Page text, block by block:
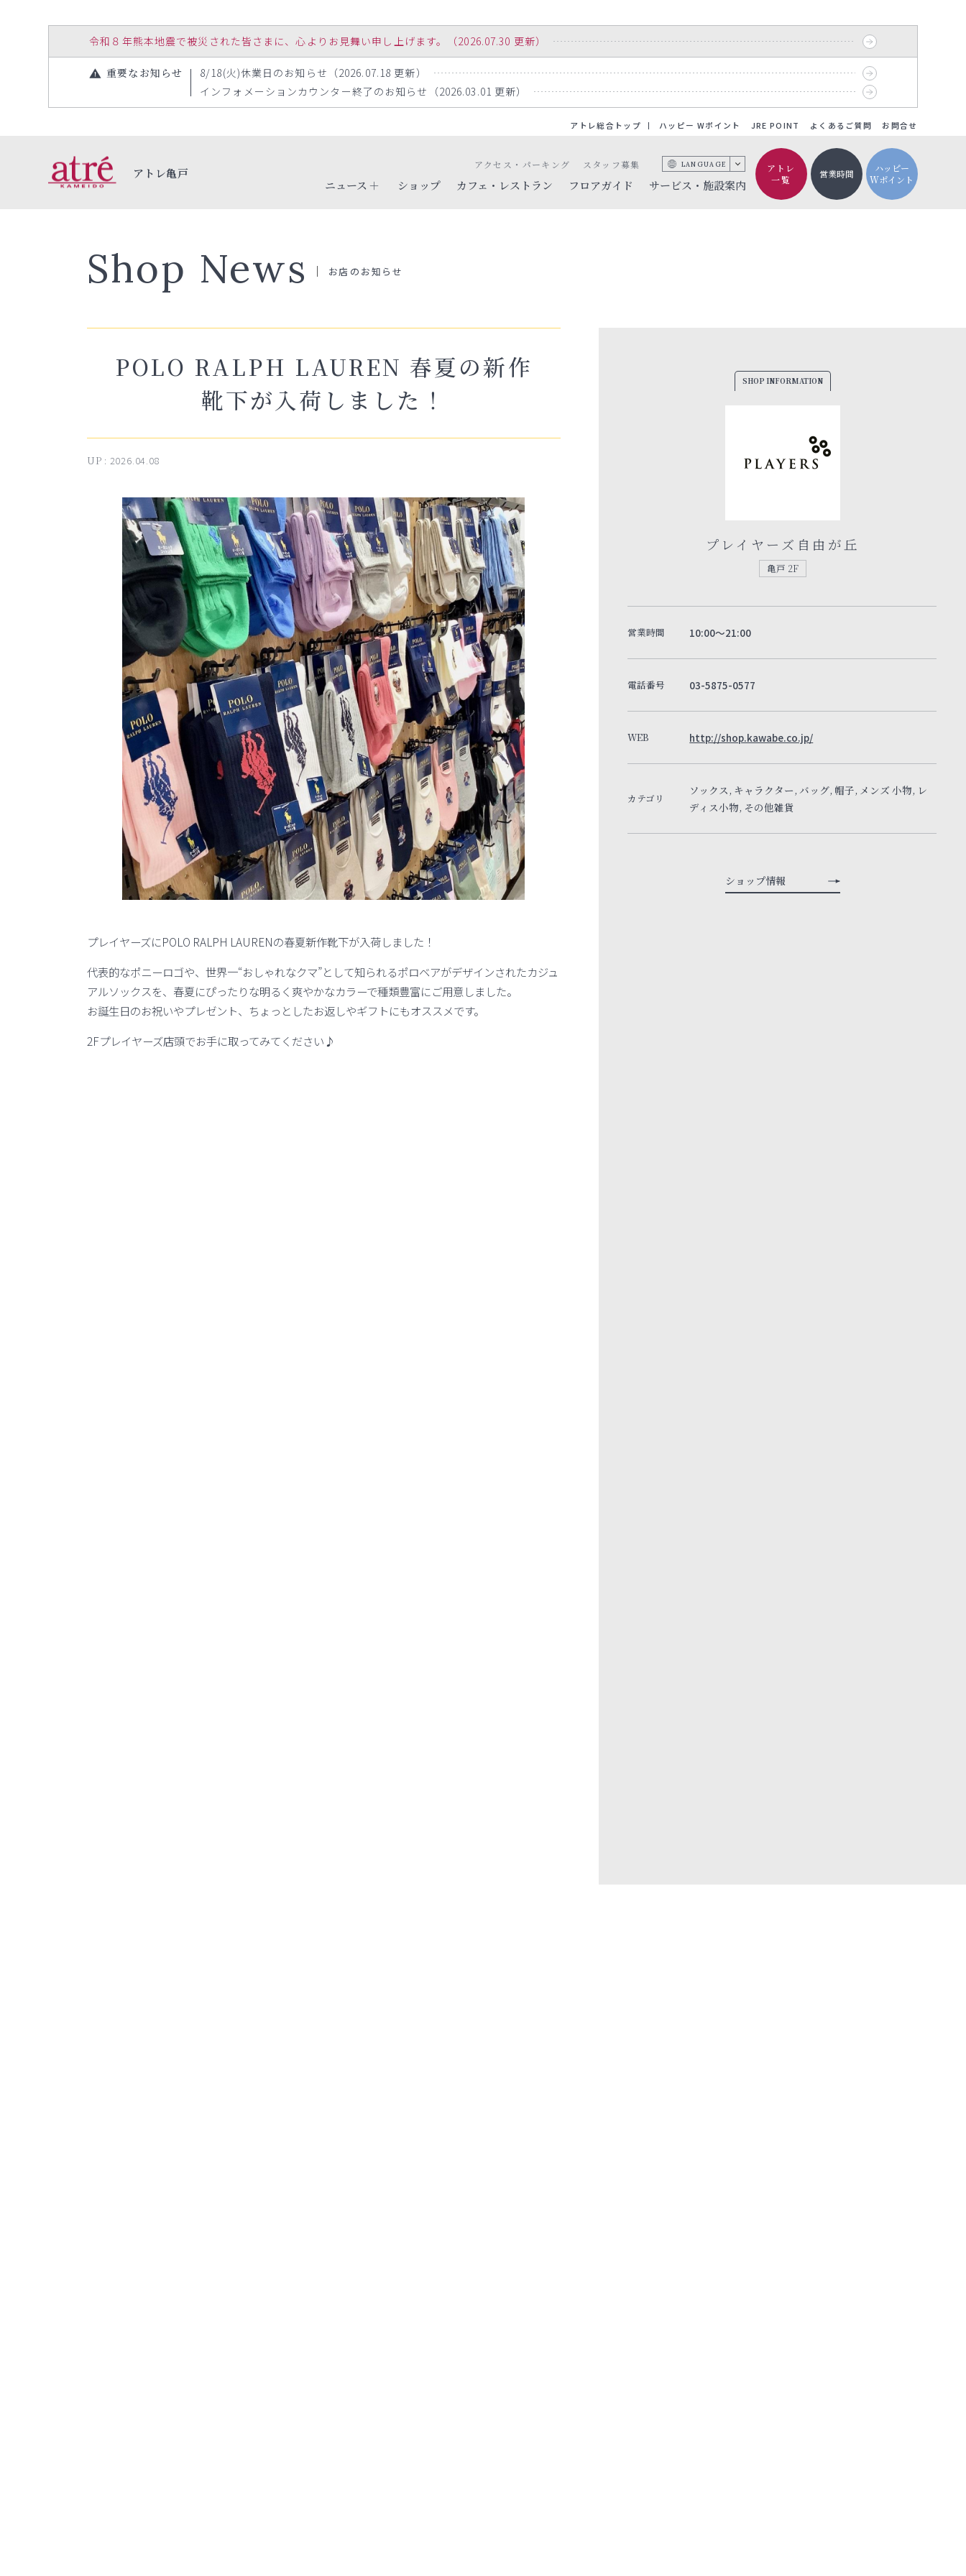
令和８年熊本地震で被災された皆さまに、心よりお見舞い申し上げます。（2026.07.30 更新）
重要なお知らせ
8/18(火)休業日のお知らせ（2026.07.18 更新）
インフォメーションカウンター終了のお知らせ（2026.03.01 更新）
アトレ総合トップ ハッピー Wポイント JRE POINT よくあるご質問 お問合せ
アトレ亀戸
ニュース
ショップ カフェ・レストラン フロアガイド サービス・施設案内
アクセス・パーキング スタッフ募集 LANGUAGE
アトレ
一覧
営業時間
ハッピー
Wポイント
Shop News お店のお知らせ
POLO RALPH LAUREN 春夏の新作
靴下が入荷しました！
UP : 2026.04.08
プレイヤーズにPOLO RALPH LAURENの春夏新作靴下が入荷しました！
代表的なポニーロゴや、世界一“おしゃれなクマ”として知られるポロベアがデザインされたカジュ
アルソックスを、春夏にぴったりな明るく爽やかなカラーで種類豊富にご用意しました。
お誕生日のお祝いやプレゼント、ちょっとしたお返しやギフトにもオススメです。
2Fプレイヤーズ店頭でお手に取ってみてください♪
SHOP INFORMATION
プレイヤーズ自由が丘
亀戸 2F
営業時間 10:00～21:00
電話番号 03-5875-0577
WEB http://shop.kawabe.co.jp/
カテゴリ
ソックス, キャラクター, バッグ, 帽子, メンズ 小物, レ
ディス小物, その他雑貨
ショップ情報